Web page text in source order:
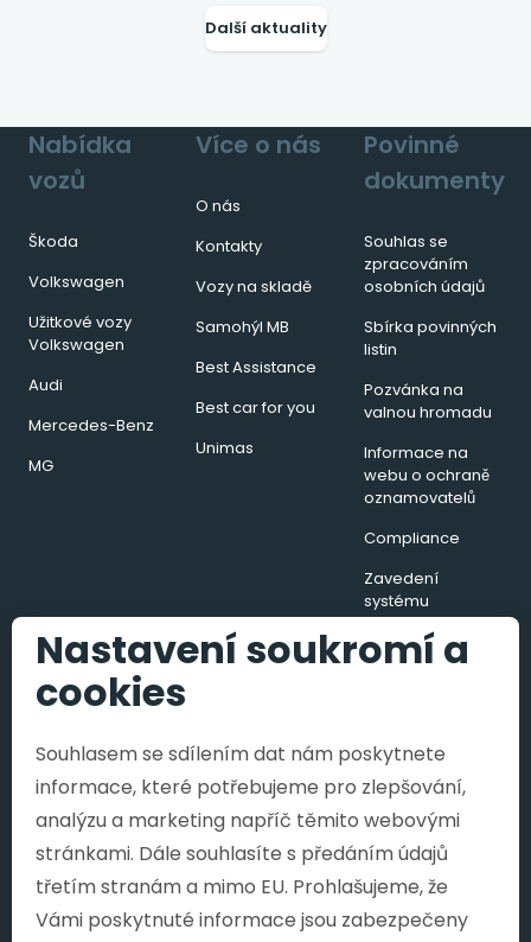
Nastavení soukromí a
cookies
Souhlasem se sdílením dat nám poskytnete
informace, které potřebujeme pro zlepšování,
analýzu a marketing napříč těmito webovými
stránkami. Dále souhlasíte s předáním údajů
třetím stranám a mimo EU. Prohlašujeme, že
Vámi poskytnuté informace jsou zabezpečeny
Další aktuality
Copyright © 2026, SAMOHÝL MOTOR a.s.
SAMOHÝL MOTOR a.s., se sídlem třída
Tomáše Bati 642, 763 02 Zlín, IČO: 255 111
65, zapsána v obchodním rejstříku
značkou B 2478 je součást rodiny
Nabídka
vozů
Škoda
Volkswagen
Užitkové vozy
Volkswagen
Audi
Mercedes-Benz
MG
Více o nás
O nás
Kontakty
Vozy na skladě
Samohýl MB
Best Assistance
Best car for you
Unimas
Povinné
dokumenty
Souhlas se
zpracováním
osobních údajů
Sbírka povinných
listin
Pozvánka na
valnou hromadu
Informace na
webu o ochraně
oznamovatelů
Compliance
Zavedení
systému
hospodaření s
energií v podobě
energetického